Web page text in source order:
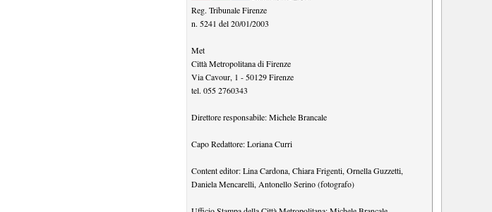
Reg. Tribunale Firenze
n. 5241 del 20/01/2003
Met
Città Metropolitana di Firenze
Via Cavour, 1 - 50129 Firenze
tel. 055 2760343
Direttore responsabile:Michele Brancale
Capo Redattore:Loriana Curri
Content editor:Lina Cardona, Chiara Frigenti, Ornella Guzzetti,
Daniela Mencarelli, Antonello Serino (fotografo)